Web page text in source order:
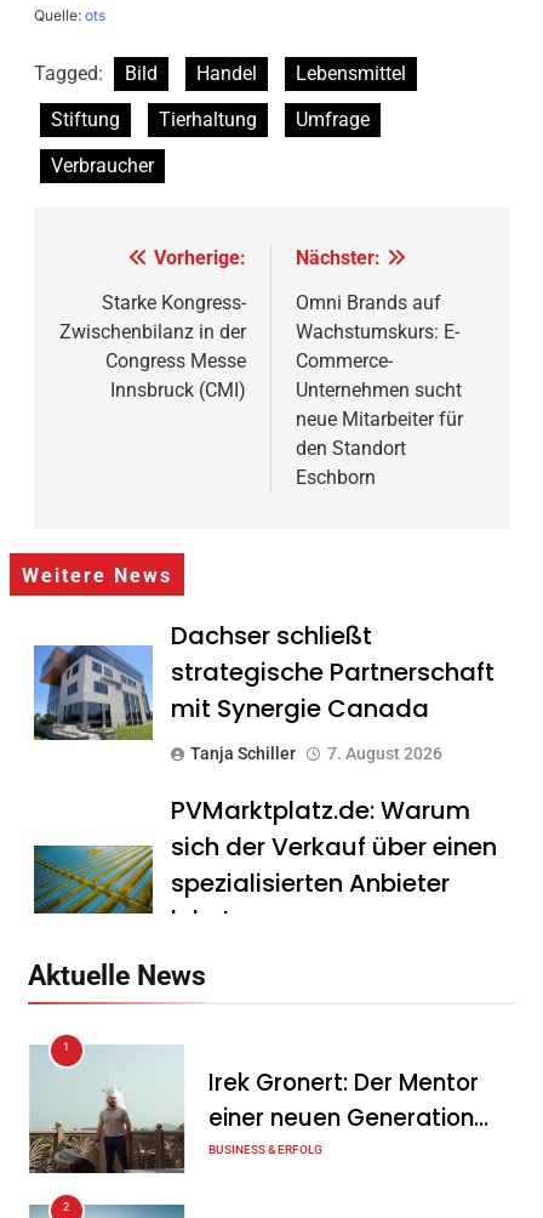
Quelle: ots
Tagged: Bild Handel
Lebensmittel
Stiftung
Tierhaltung
Umfrage
Verbraucher
Beitragsnavigation
Vorherige:
Starke Kongress-
Zwischenbilanz in der
Congress Messe
Innsbruck (CMI)
Nächster:
Omni Brands auf
Wachstumskurs: E-
Commerce-
Unternehmen sucht
neue Mitarbeiter für
den Standort
Eschborn
Weitere News
Dachser schließt
strategische Partnerschaft
mit Synergie Canada
Tanja Schiller 7. August 2026
PVMarktplatz.de: Warum
sich der Verkauf über einen
spezialisierten Anbieter
lohnt
Mitarbeitergespräch pro
Jahr nichts verändert – und
was stattdessen
Verbindlichkeit schafft
Aktuelle News
1
Irek Gronert: Der Mentor
einer neuen Generation
von Unternehmern
BUSINESS & ERFOLG
2